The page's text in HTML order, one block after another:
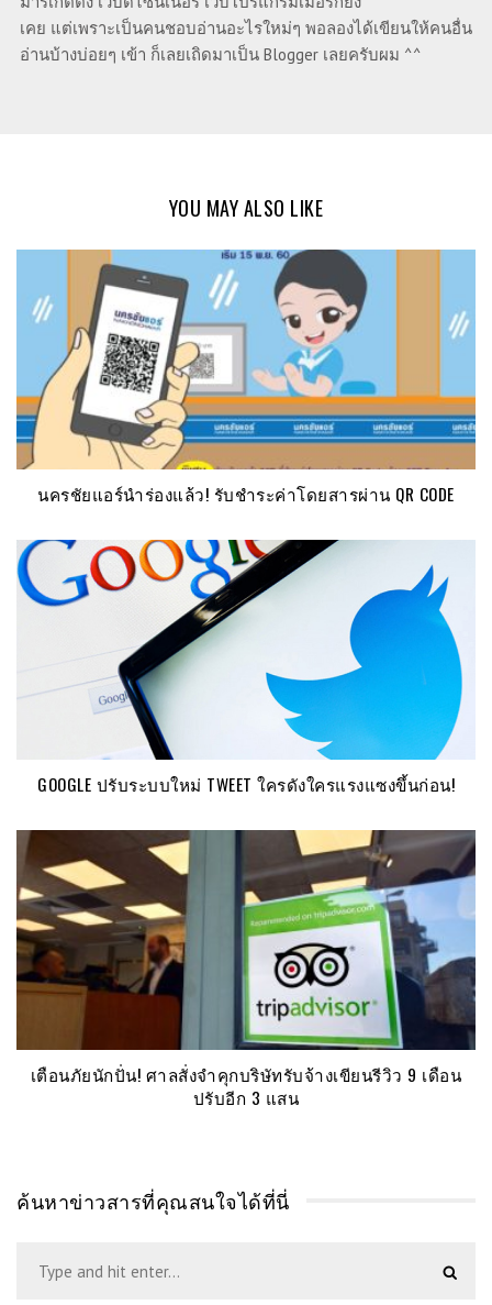
เคย แต่เพราะเป็นคนชอบอ่านอะไรใหม่ๆ พอลองได้เขียนให้คนอื่น
อ่านบ้างบ่อยๆ เข้า ก็เลยเถิดมาเป็น Blogger เลยครับผม ^^
YOU MAY ALSO LIKE
นครชัยแอร์นำร่องแล้ว! รับชำระค่าโดยสารผ่าน QR CODE
GOOGLE ปรับระบบใหม่ TWEET ใครดังใครแรงแซงขึ้นก่อน!
เตือนภัยนักปั่น! ศาลสั่งจำคุกบริษัทรับจ้างเขียนรีวิว 9 เดือน
ปรับอีก 3 แสน
ค้นหาข่าวสารที่คุณสนใจได้ที่นี่